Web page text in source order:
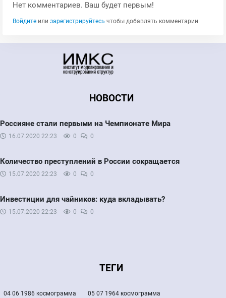
Нет комментариев. Ваш будет первым!
Войдите или зарегистрируйтесь чтобы добавлять комментарии
НОВОСТИ
Россияне стали первыми на Чемпионате Мира
16.07.2020 22:23 0 0
Количество преступлений в России сокращается
15.07.2020 22:23 0 0
Инвестиции для чайников: куда вкладывать?
15.07.2020 22:23 0 0
ТЕГИ
04 06 1986 космограмма 05 07 1964 космограмма